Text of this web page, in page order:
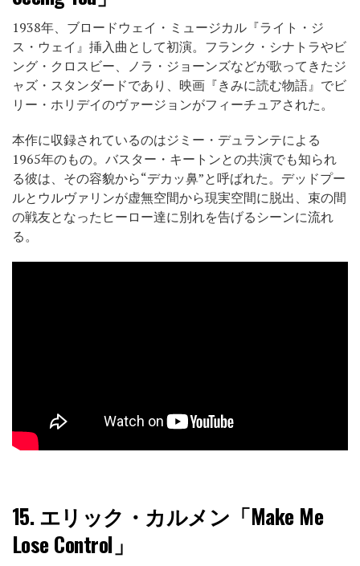
1938年、ブロードウェイ・ミュージカル『ライト・ジ
ス・ウェイ』挿入曲として初演。フランク・シナトラやビ
ング・クロスビー、ノラ・ジョーンズなどが歌ってきたジ
ャズ・スタンダードであり、映画『きみに読む物語』でビ
リー・ホリデイのヴァージョンがフィーチュアされた。
本作に収録されているのはジミー・デュランテによる
1965年のもの。バスター・キートンとの共演でも知られ
る彼は、その容貌から“デカッ鼻”と呼ばれた。デッドプー
ルとウルヴァリンが虚無空間から現実空間に脱出、束の間
の戦友となったヒーロー達に別れを告げるシーンに流れ
る。
15.エリック・カルメン「Make Me
Lose Control」